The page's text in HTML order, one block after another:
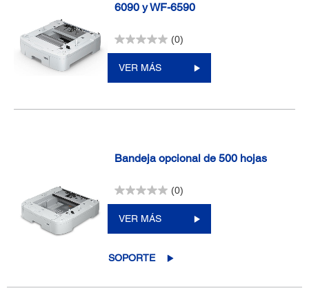
6090 y WF-6590
(0)
VER MÁS
Bandeja opcional de 500 hojas
(0)
VER MÁS
SOPORTE